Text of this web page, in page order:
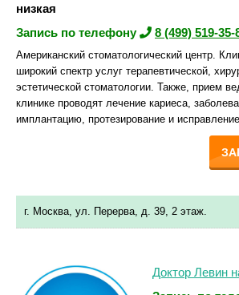
низкая
Запись по телефону
8 (499) 519-35-
Американский стоматологический центр.
широкий спектр услуг терапевтической,
эстетической стоматологии. Также, прием
клинике проводят лечение кариеса,
имплантацию, протезирование и
г. Москва, ул. Перерва, д. 39, 2 этаж.
Доктор Левин